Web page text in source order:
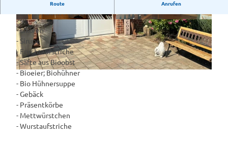
©CC-BY-SA
© CC-BY-SA ©CC-BY-SA
Route Anrufen
dem Hofladen Freese.
- Likören
- Sirupe
- Fruchtaufstriche
- Säfte aus Bioobst
- Bioeier; Biohühner
- Bio Hühnersuppe
- Gebäck
- Präsentkörbe
- Mettwürstchen
- Wurstaufstriche